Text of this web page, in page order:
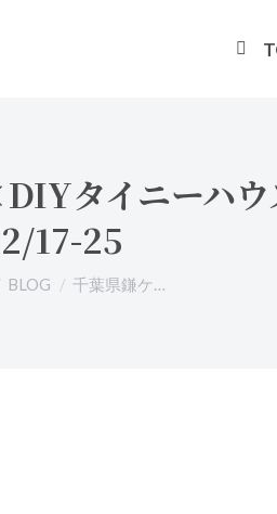
タイニーハウ
17-25
here:
BLOG 千葉県鎌ケ…